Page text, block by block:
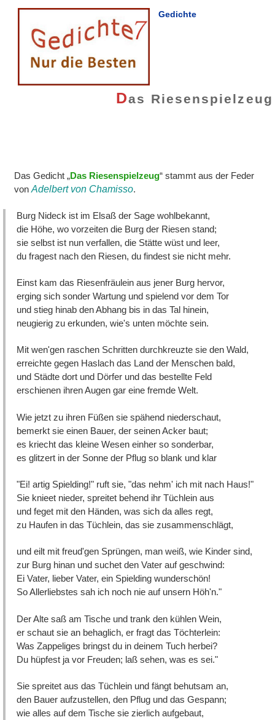
Gedichte
Das Riesenspielzeug
Das Gedicht „Das Riesenspielzeug“ stammt aus der Feder
vonAdelbert von Chamisso.
Burg Nideck ist im Elsaß der Sage wohlbekannt,
die Höhe, wo vorzeiten die Burg der Riesen stand;
sie selbst ist nun verfallen, die Stätte wüst und leer,
du fragest nach den Riesen, du findest sie nicht mehr.
Einst kam das Riesenfräulein aus jener Burg hervor,
erging sich sonder Wartung und spielend vor dem Tor
und stieg hinab den Abhang bis in das Tal hinein,
neugierig zu erkunden, wie's unten möchte sein.
Mit wen'gen raschen Schritten durchkreuzte sie den Wald,
erreichte gegen Haslach das Land der Menschen bald,
und Städte dort und Dörfer und das bestellte Feld
erschienen ihren Augen gar eine fremde Welt.
Wie jetzt zu ihren Füßen sie spähend niederschaut,
bemerkt sie einen Bauer, der seinen Acker baut;
es kriecht das kleine Wesen einher so sonderbar,
es glitzert in der Sonne der Pflug so blank und klar
"Ei! artig Spielding!" ruft sie, "das nehm' ich mit nach Haus!"
Sie knieet nieder, spreitet behend ihr Tüchlein aus
und feget mit den Händen, was sich da alles regt,
zu Haufen in das Tüchlein, das sie zusammenschlägt,
und eilt mit freud'gen Sprüngen, man weiß, wie Kinder sind,
zur Burg hinan und suchet den Vater auf geschwind:
Ei Vater, lieber Vater, ein Spielding wunderschön!
So Allerliebstes sah ich noch nie auf unsern Höh'n."
Der Alte saß am Tische und trank den kühlen Wein,
er schaut sie an behaglich, er fragt das Töchterlein:
Was Zappeliges bringst du in deinem Tuch herbei?
Du hüpfest ja vor Freuden; laß sehen, was es sei."
Sie spreitet aus das Tüchlein und fängt behutsam an,
den Bauer aufzustellen, den Pflug und das Gespann;
wie alles auf dem Tische sie zierlich aufgebaut,